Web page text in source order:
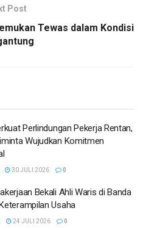
Post
Tewas dalam Kondisi
Perlindungan Pekerja Rentan,
Wujudkan Komitmen
30 JULI 2026 0
Bekali Ahli Waris di Banda
Usaha
24 JULI 2026 0